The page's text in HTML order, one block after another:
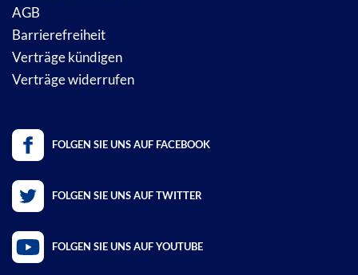
AGB
Barrierefreiheit
Verträge kündigen
Verträge widerrufen
FOLGEN SIE UNS AUF FACEBOOK
FOLGEN SIE UNS AUF TWITTER
FOLGEN SIE UNS AUF YOUTUBE